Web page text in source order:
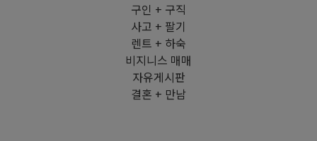
구인 + 구직
사고 + 팔기
렌트 + 하숙
비지니스 매매
자유게시판
결혼 + 만남